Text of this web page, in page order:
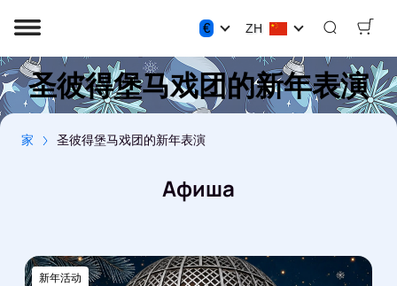
€ ZH
圣彼得堡马戏团的新年表演
家 圣彼得堡马戏团的新年表演
Афиша
新年活动